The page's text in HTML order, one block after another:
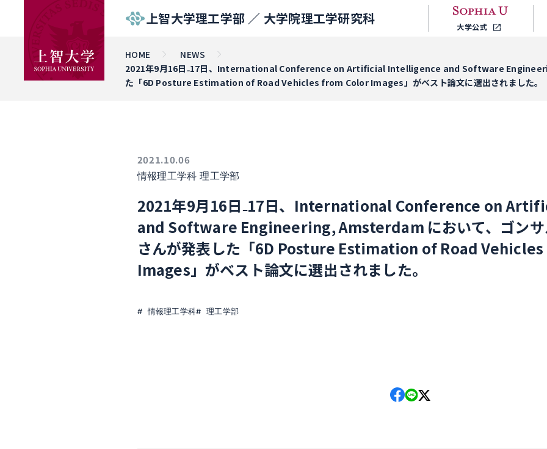
上智大学理工学部 ／ 大学院理工学研究科 大学公式
HOME
NEWS
2021年9月16日₋17日、International Conference on Artificial Intelligence and Software
た「6D Posture Estimation of Road Vehicles from Color Images」がベスト論文に選出されました。
2021.10.06
情報理工学科 理工学部
2021年9月16日₋17日、International Conference on
and Software Engineering, Amsterdam において、ゴンサ
さんが発表した「6D Posture Estimation of Road
Images」がベスト論文に選出されました。
情報理工学科 理工学部